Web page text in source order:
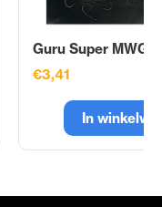
Guru Super MWG
€3,41
In